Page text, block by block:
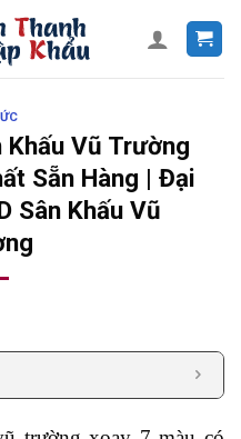
Khấu Vũ Trường
Sẵn Hàng | Đại
Sân Khấu Vũ